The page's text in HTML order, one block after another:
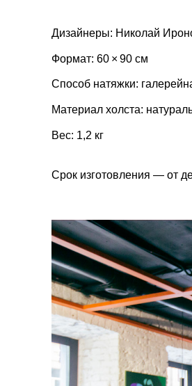
Дизайнеры: Николай
Формат: 60 × 90 см
Способ натяжки:
Материал холста:
Вес: 1,2 кг
Срок изготовления — от